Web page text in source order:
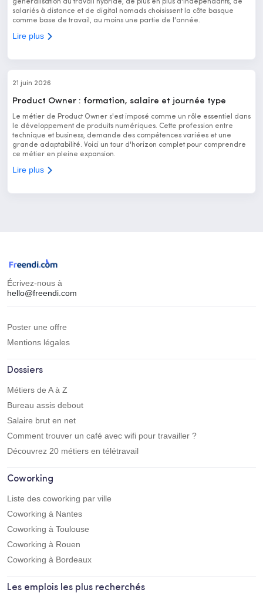
généralisation du travail hybride, de plus en plus d'indépendants, de
salariés à distance et de digital nomads choisissent la côte basque
comme base de travail, au moins une partie de l'année.
Lire plus
21 juin 2026
Product Owner : formation, salaire et journée type
Le métier de Product Owner s'est imposé comme un rôle essentiel dans
le développement de produits numériques. Cette profession entre
technique et business, demande des compétences variées et une
grande adaptabilité. Voici un tour d'horizon complet pour comprendre
ce métier en pleine expansion.
Lire plus
Écrivez-nous à
hello@freendi.com
Poster une offre
Mentions légales
Dossiers
Métiers de A à Z
Bureau assis debout
Salaire brut en net
Comment trouver un café avec wifi pour travailler ?
Découvrez 20 métiers en télétravail
Coworking
Liste des coworking par ville
Coworking à Nantes
Coworking à Toulouse
Coworking à Rouen
Coworking à Bordeaux
Les emplois les plus recherchés